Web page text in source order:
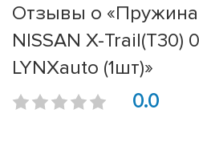
Отзывы о
NISSAN X-Trail(T30)
LYNXauto (1шт)»
0.0